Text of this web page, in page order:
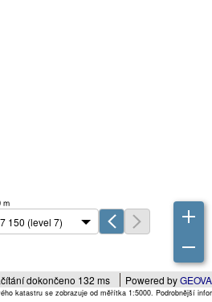
Powered by
dokončeno 132 ms
katastru se zobrazuje od měřítka 1:5000. Podrobnější